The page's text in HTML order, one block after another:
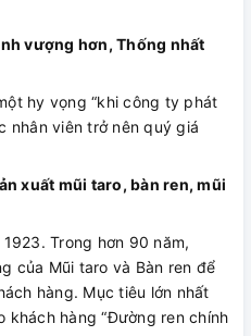
vượng hơn, Thống nhất
hy vọng “khi công ty phát
nhân viên trở nên quý giá
xuất mũi taro, bàn ren, mũi
Trong hơn 90 năm,
của Mũi taro và Bàn ren để
hàng. Mục tiêu lớn nhất
khách hàng “Đường ren chính